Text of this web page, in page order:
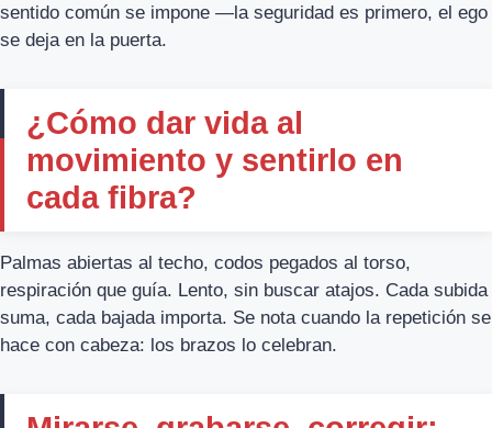
sentido común se impone —la seguridad es primero, el ego
se deja en la puerta.
¿Cómo dar vida al
movimiento y sentirlo en
cada fibra?
Palmas abiertas al techo, codos pegados al torso,
respiración que guía. Lento, sin buscar atajos. Cada subida
suma, cada bajada importa. Se nota cuando la repetición se
hace con cabeza: los brazos lo celebran.